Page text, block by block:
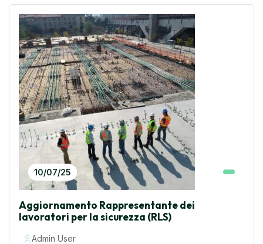
10/07/25
Aggiornamento Rappresentante dei
lavoratori per la sicurezza (RLS)
Admin User